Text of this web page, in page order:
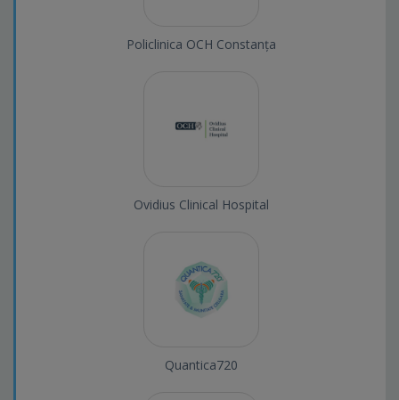
Policlinica OCH Constanța
Ovidius Clinical Hospital
Quantica720